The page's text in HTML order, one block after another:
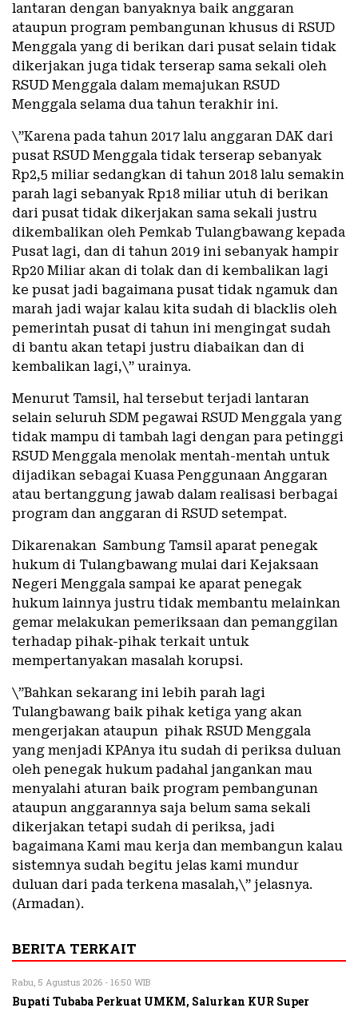
lantaran dengan banyaknya baik anggaran
ataupun program pembangunan khusus di RSUD
Menggala yang di berikan dari pusat selain tidak
dikerjakan juga tidak terserap sama sekali oleh
RSUD Menggala dalam memajukan RSUD
Menggala selama dua tahun terakhir ini.
\”Karena pada tahun 2017 lalu anggaran DAK dari
pusat RSUD Menggala tidak terserap sebanyak
Rp2,5 miliar sedangkan di tahun 2018 lalu semakin
parah lagi sebanyak Rp18 miliar utuh di berikan
dari pusat tidak dikerjakan sama sekali justru
dikembalikan oleh Pemkab Tulangbawang kepada
Pusat lagi, dan di tahun 2019 ini sebanyak hampir
Rp20 Miliar akan di tolak dan di kembalikan lagi
ke pusat jadi bagaimana pusat tidak ngamuk dan
marah jadi wajar kalau kita sudah di blacklis oleh
pemerintah pusat di tahun ini mengingat sudah
di bantu akan tetapi justru diabaikan dan di
kembalikan lagi,\” urainya.
Menurut Tamsil, hal tersebut terjadi lantaran
selain seluruh SDM pegawai RSUD Menggala yang
tidak mampu di tambah lagi dengan para petinggi
RSUD Menggala menolak mentah-mentah untuk
dijadikan sebagai Kuasa Penggunaan Anggaran
atau bertanggung jawab dalam realisasi berbagai
program dan anggaran di RSUD setempat.
Dikarenakan Sambung Tamsil aparat penegak
hukum di Tulangbawang mulai dari Kejaksaan
Negeri Menggala sampai ke aparat penegak
hukum lainnya justru tidak membantu melainkan
gemar melakukan pemeriksaan dan pemanggilan
terhadap pihak-pihak terkait untuk
mempertanyakan masalah korupsi.
\”Bahkan sekarang ini lebih parah lagi
Tulangbawang baik pihak ketiga yang akan
mengerjakan ataupun pihak RSUD Menggala
yang menjadi KPAnya itu sudah di periksa duluan
oleh penegak hukum padahal jangankan mau
menyalahi aturan baik program pembangunan
ataupun anggarannya saja belum sama sekali
dikerjakan tetapi sudah di periksa, jadi
bagaimana Kami mau kerja dan membangun kalau
sistemnya sudah begitu jelas kami mundur
duluan dari pada terkena masalah,\” jelasnya.
(Armadan).
BERITA TERKAIT
Rabu, 5 Agustus 2026 - 16:50 WIB
Bupati Tubaba Perkuat UMKM, Salurkan KUR Super